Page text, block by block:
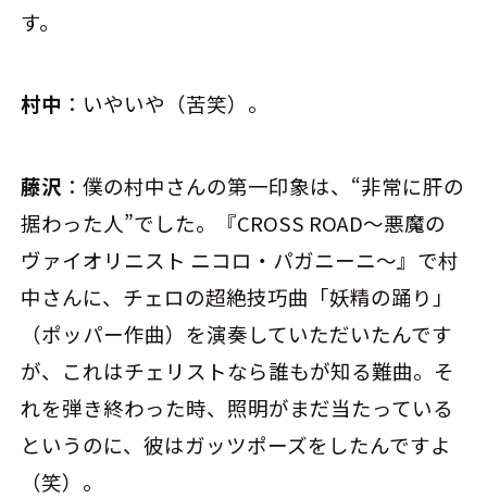
す。
村中 ：いやいや（苦笑）。
藤沢 ：僕の村中さんの第一印象は、“非常に肝の
据わった人”でした。『CROSS ROAD～悪魔の
ヴァイオリニスト ニコロ・パガニーニ～』で村
中さんに、チェロの超絶技巧曲「妖精の踊り」
（ポッパー作曲）を演奏していただいたんです
が、これはチェリストなら誰もが知る難曲。そ
れを弾き終わった時、照明がまだ当たっている
というのに、彼はガッツポーズをしたんですよ
（笑）。